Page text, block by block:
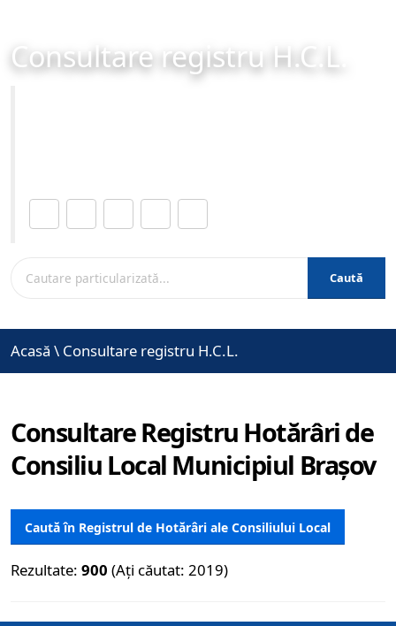
Consultare registru H.C.L.
Caută
Acasă \ Consultare registru H.C.L.
Consultare Registru Hotărâri de
Consiliu Local Municipiul Brașov
Caută în Registrul de Hotărâri ale Consiliului Local
Rezultate: 900 (Ați căutat: 2019)